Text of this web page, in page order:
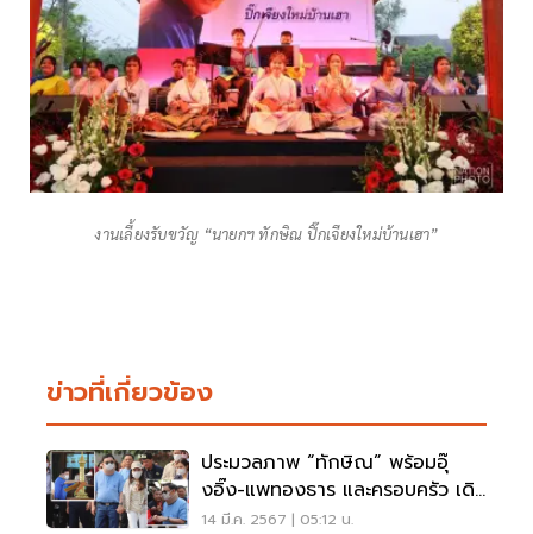
งานเลี้ยงรับขวัญ “นายกฯ ทักษิณ ปิ๊กเจียงใหม่บ้านเฮา”
ข่าวที่เกี่ยวข้อง
ประมวลภาพ “ทักษิณ” พร้อมอุ๊
งอิ๊ง-แพทองธาร และครอบครัว เดิน
ทางถึงเชียงใหม่
14 มี.ค. 2567 | 05:12 น.